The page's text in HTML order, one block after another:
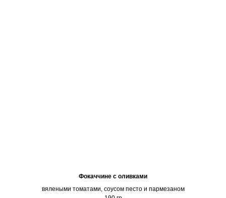
Фокаччине с оливками
вялеными томатами, соусом песто и пармезаном